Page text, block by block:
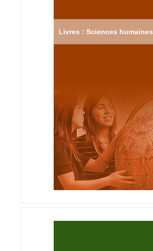
Livres : Sciences humaines